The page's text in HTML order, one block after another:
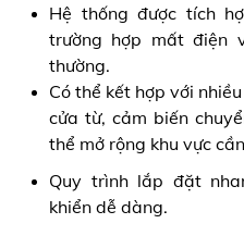
Hệ thống được tích
trường hợp mất điện
thường.
Có thể kết hợp với
cửa từ, cảm biến
thể mở rộng khu vực
Quy trình lắp đặt
khiển dễ dàng.